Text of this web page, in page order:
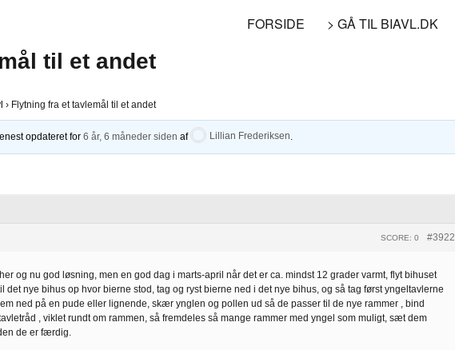
FORSIDE > GÅ TIL BIAVL.DK
til et andet
› Flytning fra et tavlemål til et andet
opdateret for6 år, 6 måneder siden af Lillian Frederiksen
#3922
SCORE: 0
og nu god løsning, men en god dag i marts-april når det er ca. mindst 12 grader varmt, flyt bihuset
det nye bihus op hvor bierne stod, tag og ryst bierne ned i det nye bihus, og så tag først yngeltavlerne
ned på en pude eller lignende, skær ynglen og pollen ud så de passer til de nye rammer , bind
, viklet rundt om rammen, så fremdeles så mange rammer med yngel som muligt, sæt dem
de er færdig.